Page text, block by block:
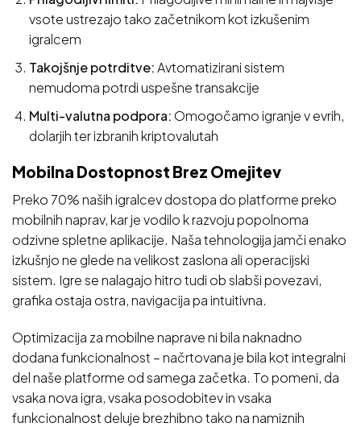
vsote ustrezajo tako začetnikom kot izkušenim
igralcem
Takojšnje potrditve:Avtomatizirani sistem
nemudoma potrdi uspešne transakcije
Multi-valutna podpora: Omogočamo igranje v evrih,
dolarjih ter izbranih kriptovalutah
Mobilna Dostopnost Brez Omejitev
Preko 70% naših igralcev dostopa do platforme preko
mobilnih naprav, kar je vodilo k razvoju popolnoma
odzivne spletne aplikacije. Naša tehnologija jamči enako
izkušnjo ne glede na velikost zaslona ali operacijski
sistem. Igre se nalagajo hitro tudi ob slabši povezavi,
grafika ostaja ostra, navigacija pa intuitivna.
Optimizacija za mobilne naprave ni bila naknadno
dodana funkcionalnost – načrtovana je bila kot integralni
del naše platforme od samega začetka. To pomeni, da
vsaka nova igra, vsaka posodobitev in vsaka
funkcionalnost deluje brezhibno tako na namiznih